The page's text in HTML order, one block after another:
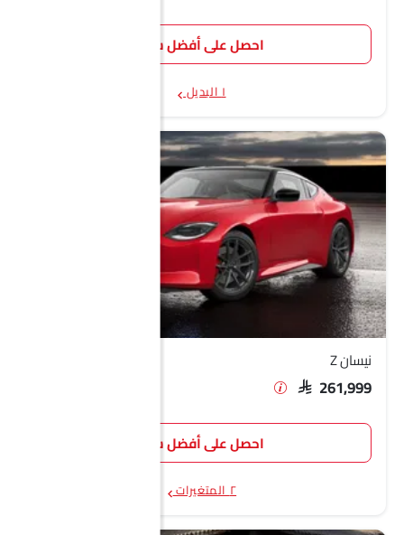
احصل على أفضل سعر
١ البديل
نيسان Z
SAR 261,999
احصل على أفضل سعر
٢ المتغيرات